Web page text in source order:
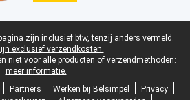
zijn inclusief btw, tenzij anders vermeld.
exclusief verzendkosten.
niet voor alle producten of verzendmethoden:
meer informatie.
Partners Werken bij Belsimpel
Privacy